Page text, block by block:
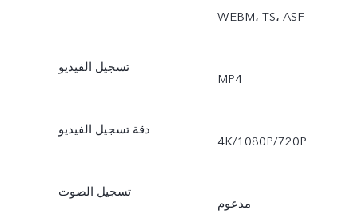
‏WEBM، ‏TS، ‏ASF
تسجيل الفيديو
MP4
دقة تسجيل الفيديو
‎4K/1080P/720P
تسجيل الصوت
مدعوم